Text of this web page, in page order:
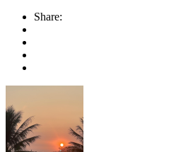
Share: